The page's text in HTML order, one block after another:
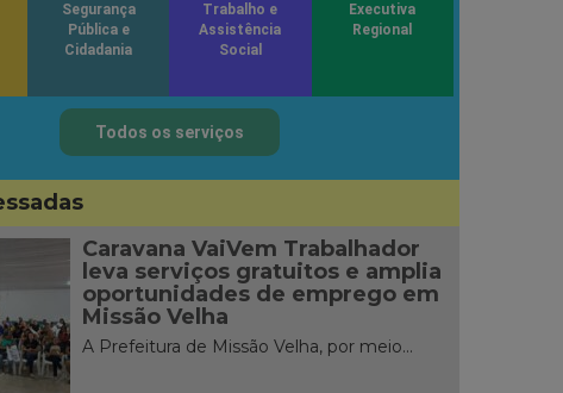
Segurança
Pública e
Cidadania
Trabalho e
Assistência
Social
Executiva
Regional
Todos os serviços
Caravana VaiVem Trabalhador
leva serviços gratuitos e amplia
oportunidades de emprego em
Missão Velha
A Prefeitura de Missão Velha, por meio...